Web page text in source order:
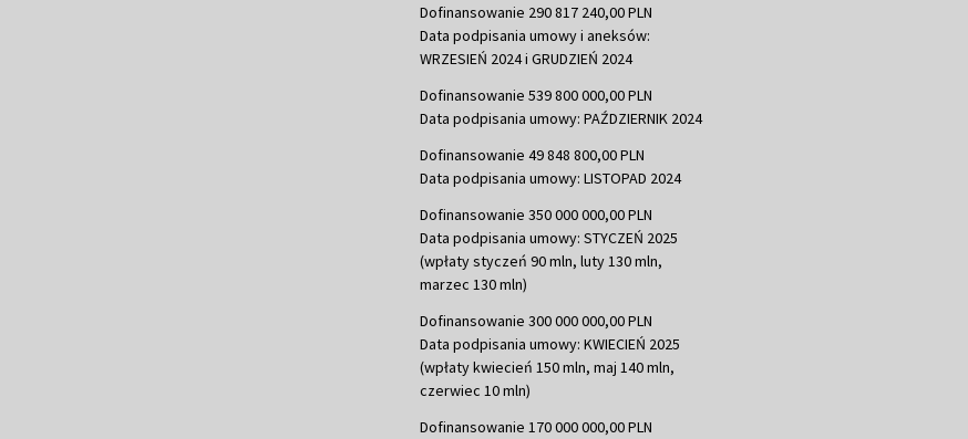
Dofinansowanie 290 817 240,00 PLN
Data podpisania umowy i aneksów:
WRZESIEŃ 2024 i GRUDZIEŃ 2024
Dofinansowanie 539 800 000,00 PLN
Data podpisania umowy: PAŹDZIERNIK 2024
Dofinansowanie 49 848 800,00 PLN
Data podpisania umowy: LISTOPAD 2024
Dofinansowanie 350 000 000,00 PLN
Data podpisania umowy: STYCZEŃ 2025
(wpłaty styczeń 90 mln, luty 130 mln,
marzec 130 mln)
Dofinansowanie 300 000 000,00 PLN
Data podpisania umowy: KWIECIEŃ 2025
(wpłaty kwiecień 150 mln, maj 140 mln,
czerwiec 10 mln)
Dofinansowanie 170 000 000,00 PLN